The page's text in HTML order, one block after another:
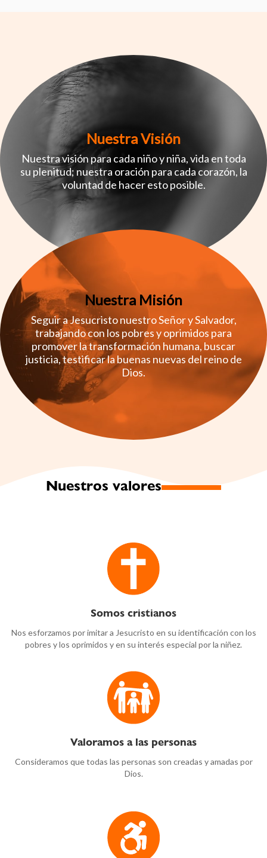
Nuestra Visión
Nuestra visión para cada niño y niña, vida en toda
su plenitud; nuestra oración para cada corazón, la
voluntad de hacer esto posible.
Nuestra Misión
Seguir a Jesucristo nuestro Señor y Salvador,
trabajando con los pobres y oprimidos para
promover la transformación humana, buscar
justicia, testificar la buenas nuevas del reino de
Dios.
Nuestros valores
Somos cristianos
Nos esforzamos por imitar a Jesucristo en su identificación con los
pobres y los oprimidos y en su interés especial por la niñez.
Valoramos a las personas
Consideramos que todas las personas son creadas y amadas por
Dios.